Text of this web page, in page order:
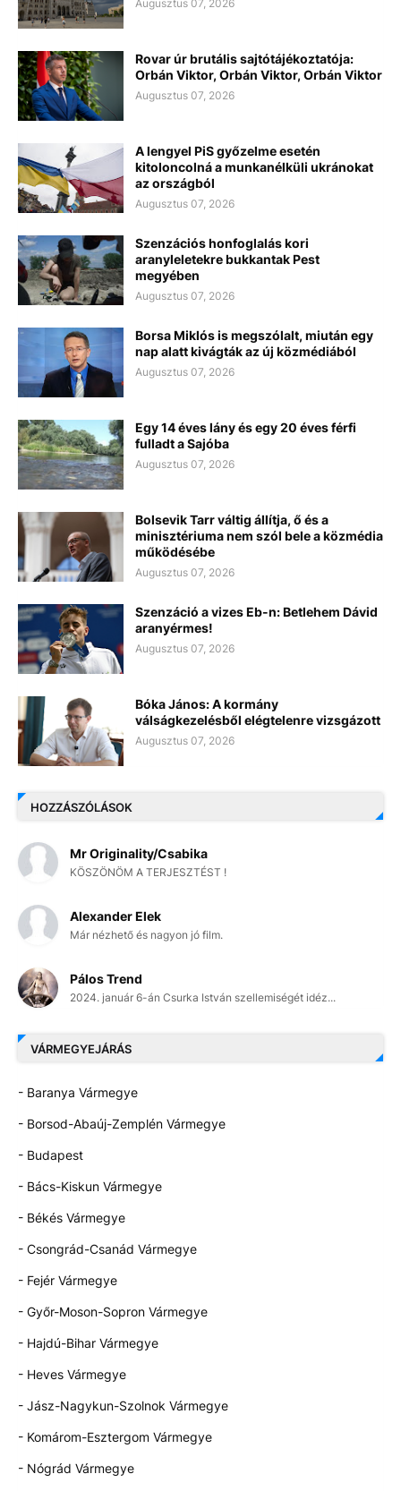
Augusztus 07, 2026
Rovar úr brutális sajtótájékoztatója:
Orbán Viktor, Orbán Viktor, Orbán Viktor
Augusztus 07, 2026
A lengyel PiS győzelme esetén
kitoloncolná a munkanélküli ukránokat
az országból
Augusztus 07, 2026
Szenzációs honfoglalás kori
aranyleletekre bukkantak Pest
megyében
Augusztus 07, 2026
Borsa Miklós is megszólalt, miután egy
nap alatt kivágták az új közmédiából
Augusztus 07, 2026
Egy 14 éves lány és egy 20 éves férfi
fulladt a Sajóba
Augusztus 07, 2026
Bolsevik Tarr váltig állítja, ő és a
minisztériuma nem szól bele a közmédia
működésébe
Augusztus 07, 2026
Szenzáció a vizes Eb-n: Betlehem Dávid
aranyérmes!
Augusztus 07, 2026
Bóka János: A kormány
válságkezelésből elégtelenre vizsgázott
Augusztus 07, 2026
HOZZÁSZÓLÁSOK
Mr Originality/Csabika
KÖSZÖNÖM A TERJESZTÉST !
Alexander Elek
Már nézhető és nagyon jó film.
Pálos Trend
2024. január 6-án Csurka István szellemiségét idéz...
VÁRMEGYEJÁRÁS
- Baranya Vármegye
- Borsod-Abaúj-Zemplén Vármegye
- Budapest
- Bács-Kiskun Vármegye
- Békés Vármegye
- Csongrád-Csanád Vármegye
- Fejér Vármegye
- Győr-Moson-Sopron Vármegye
- Hajdú-Bihar Vármegye
- Heves Vármegye
- Jász-Nagykun-Szolnok Vármegye
- Komárom-Esztergom Vármegye
- Nógrád Vármegye